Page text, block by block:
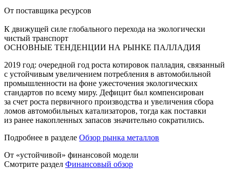
От поставщика ресурсов
К движущей силе глобального перехода на экологически
чистый транспорт
ОСНОВНЫЕ ТЕНДЕНЦИИ НА РЫНКЕ ПАЛЛАДИЯ
2019 год: очередной год роста котировок палладия, связанный
с устойчивым увеличением потребления в автомобильной
промышленности на фоне ужесточения экологических
стандартов по всему миру. Дефицит был компенсирован
за счет роста первичного производства и увеличения сбора
ломов автомобильных катализаторов, тогда как поставки
из ранее накопленных запасов значительно сократились.
Подробнее в разделе Обзор рынка металлов
От «устойчивой» финансовой модели
Смотрите раздел Финансовый обзор